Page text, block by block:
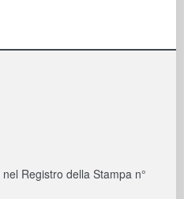
Registro della Stampa n°